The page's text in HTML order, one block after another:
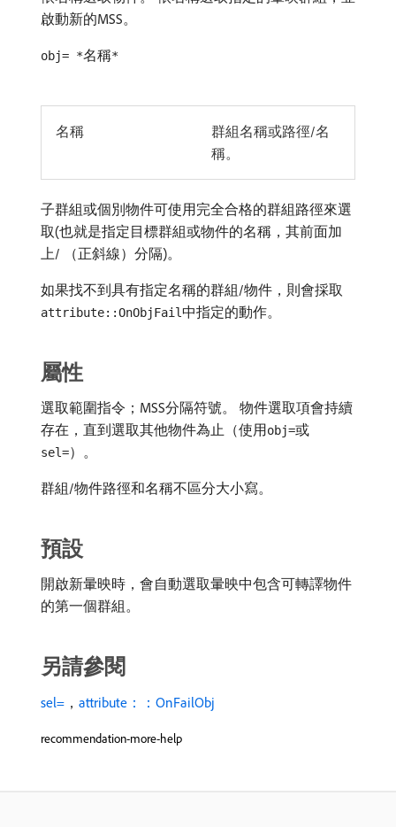
啟動新的MSS。
obj= *名稱*
名稱
群組名稱或路徑/名
稱。
子群組或個別物件可使用完全合格的群組路徑來選
取(也就是指定目標群組或物件的名稱，其前面加
上/ （正斜線）分隔)。
如果找不到具有指定名稱的群組/物件，則會採取
attribute::OnObjFail中指定的動作。
屬性
選取範圍指令；MSS分隔符號。 物件選取項會持續
存在，直到選取其他物件為止（使用obj=或
sel=）。
群組/物件路徑和名稱不區分大小寫。
預設
開啟新暈映時，會自動選取暈映中包含可轉譯物件
的第一個群組。
另請參閱
sel= ， attribute：：OnFailObj
recommendation-more-help